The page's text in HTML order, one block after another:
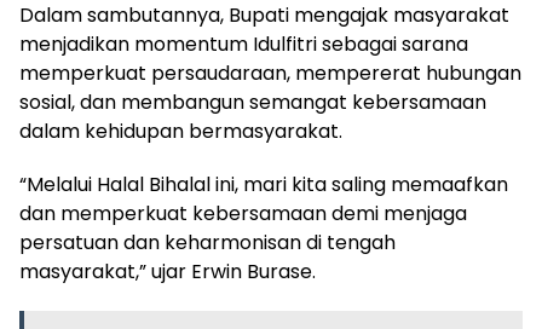
Dalam sambutannya, Bupati mengajak masyarakat
menjadikan momentum Idulfitri sebagai sarana
memperkuat persaudaraan, mempererat hubungan
sosial, dan membangun semangat kebersamaan
dalam kehidupan bermasyarakat.
“Melalui Halal Bihalal ini, mari kita saling memaafkan
dan memperkuat kebersamaan demi menjaga
persatuan dan keharmonisan di tengah
masyarakat,” ujar Erwin Burase.